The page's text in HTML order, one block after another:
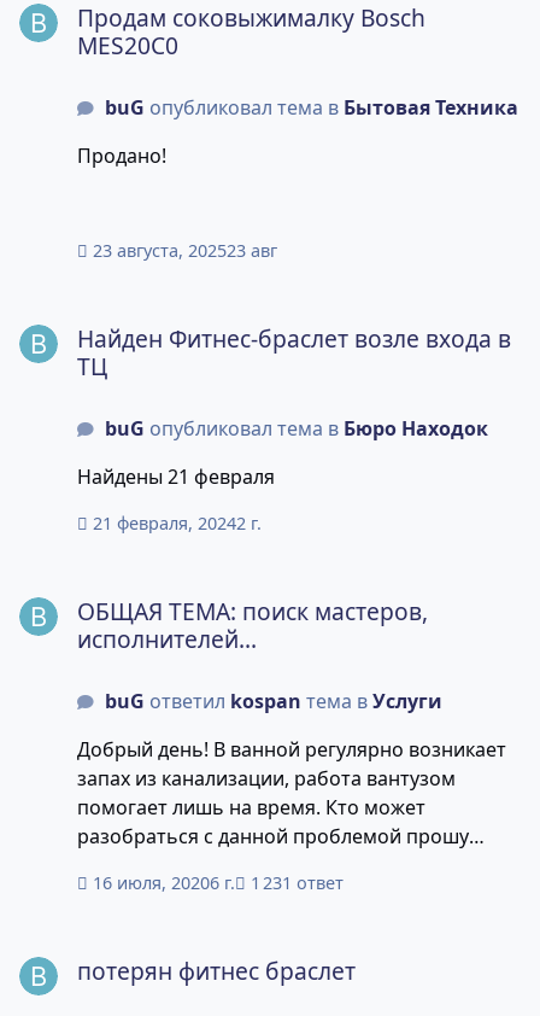
Продам соковыжималку Bosch
MES20C0
buG опубликовал тема в Бытовая Техника
Продано!
23 августа, 202523 авг
Найден Фитнес-браслет возле входа в
ТЦ
buG опубликовал тема в Бюро Находок
Найдены 21 февраля
21 февраля, 20242 г.
ОБЩАЯ ТЕМА: поиск мастеров,
исполнителей...
buG ответил kospan тема вУслуги
Добрый день! В ванной регулярно возникает
запах из канализации, работа вантузом
помогает лишь на время. Кто может
разобраться с данной проблемой прошу
16 июля, 20206 г. 1 231 ответ
потерян фитнес браслет